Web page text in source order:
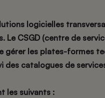
logicielles
Le CSGD (centre de
gérer les plates-formes
des catalogues de
les suivants :